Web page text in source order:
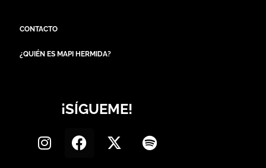
CONTACTO
¿QUIÉN ES MAPI HERMIDA?
¡SÍGUEME!